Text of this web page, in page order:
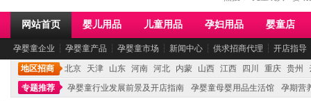
网站首页 婴儿用品 儿童用品 孕妇用品 婴童店
孕婴童企业 ┆ 孕婴童产品 ┆ 孕婴童市场 ┆ 新闻中心 ┆ 供求招商代理 ┆ 开店指导
地区招商 北京 天津 山东 河南 河北 内蒙 山西 江西 四川 重庆 贵州
专题推荐
孕婴童行业发展前景及开店指南 孕婴童母婴用品生活馆 孕期营